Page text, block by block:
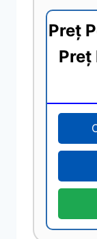
Preț
Preț